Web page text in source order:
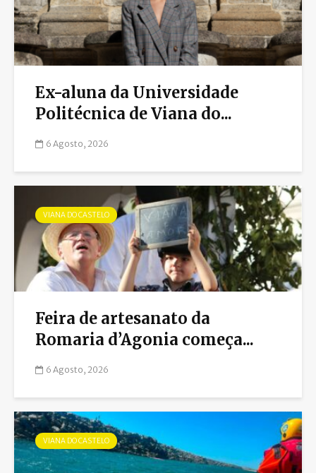
Ex-aluna da Universidade
Politécnica de Viana do...
6 Agosto, 2026
VIANA DO CASTELO
Feira de artesanato da
Romaria d’Agonia começa...
6 Agosto, 2026
VIANA DO CASTELO